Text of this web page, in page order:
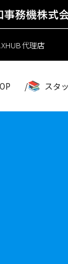
代理店
スタ